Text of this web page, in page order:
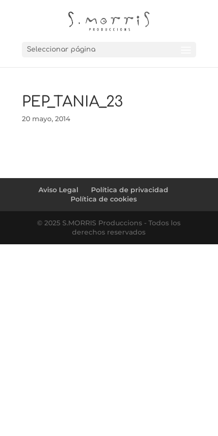
Seleccionar página
PEP_TANIA_23
20 mayo, 2014
Aviso Legal
Política de privacidad
Política de cookies
© 2025 S.MORRIS Produccions - Todos los
derechos reservados